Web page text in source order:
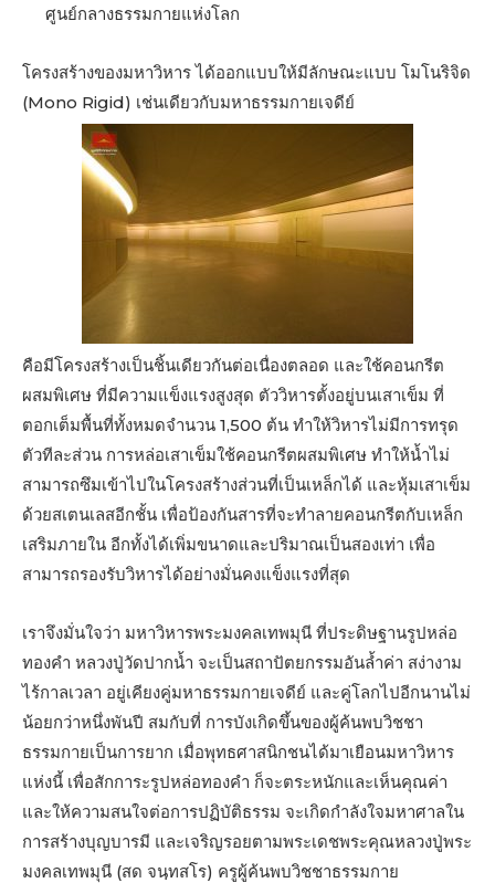
ศูนย์กลางธรรมกายแห่งโลก
โครงสร้างของมหาวิหาร ได้ออกแบบให้มีลักษณะแบบ โมโนริจิด
(Mono Rigid) เช่นเดียวกับมหาธรรมกายเจดีย์
คือมีโครงสร้างเป็นชิ้นเดียวกันต่อเนื่องตลอด และใช้คอนกรีต
ผสมพิเศษ ที่มีความแข็งแรงสูงสุด ตัววิหารตั้งอยู่บนเสาเข็ม ที่
ตอกเต็มพื้นที่ทั้งหมดจำนวน 1,500 ต้น ทำให้วิหารไม่มีการทรุด
ตัวทีละส่วน การหล่อเสาเข็มใช้คอนกรีตผสมพิเศษ ทำให้น้ำไม่
สามารถซึมเข้าไปในโครงสร้างส่วนที่เป็นเหล็กได้ และหุ้มเสาเข็ม
ด้วยสเตนเลสอีกชั้น เพื่อป้องกันสารที่จะทำลายคอนกรีตกับเหล็ก
เสริมภายใน อีกทั้งได้เพิ่มขนาดและปริมาณเป็นสองเท่า เพื่อ
สามารถรองรับวิหารได้อย่างมั่นคงแข็งแรงที่สุด
เราจึงมั่นใจว่า มหาวิหารพระมงคลเทพมุนี ที่ประดิษฐานรูปหล่อ
ทองคำ หลวงปู่วัดปากน้ำ จะเป็นสถาปัตยกรรมอันล้ำค่า สง่างาม
ไร้กาลเวลา อยู่เคียงคู่มหาธรรมกายเจดีย์ และคู่โลกไปอีกนานไม่
น้อยกว่าหนึ่งพันปี สมกับที่ การบังเกิดขึ้นของผู้ค้นพบวิชชา
ธรรมกายเป็นการยาก เมื่อพุทธศาสนิกชนได้มาเยือนมหาวิหาร
แห่งนี้ เพื่อสักการะรูปหล่อทองคำ ก็จะตระหนักและเห็นคุณค่า
และให้ความสนใจต่อการปฏิบัติธรรม จะเกิดกำลังใจมหาศาลใน
การสร้างบุญบารมี และเจริญรอยตามพระเดชพระคุณหลวงปู่พระ
มงคลเทพมุนี (สด จนฺทสโร) ครูผู้ค้นพบวิชชาธรรมกาย